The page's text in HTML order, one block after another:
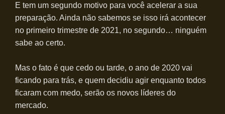
E tem um segundo motivo para você acelerar a sua
preparação. Ainda não sabemos se isso irá acontecer
no primeiro trimestre de 2021, no segundo… ninguém
sabe ao certo.
Mas o fato é que cedo ou tarde, o ano de 2020 vai
ficando para trás, e quem decidiu agir enquanto todos
ficaram com medo, serão os novos líderes do
mercado.